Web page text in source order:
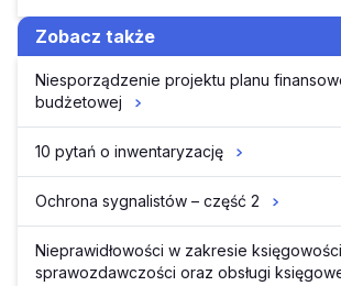
Zobacz także
Niesporządzenie projektu planu
budżetowej
10 pytań o inwentaryzację
Ochrona sygnalistów – część 2
Nieprawidłowości w zakresie księgowości,
sprawozdawczości oraz obsługi